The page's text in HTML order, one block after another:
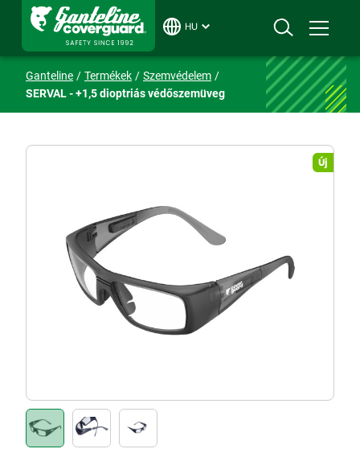
HU
Ganteline Termékek
Szemvédelem
SERVAL - +1,5 dioptriás védőszemüveg
Új